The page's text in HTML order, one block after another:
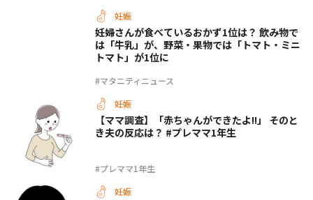
妊娠
#マタニティニュース
妊婦さんが食べているおかず1位は？ 飲み物で
は「牛乳」が、野菜・果物では「トマト・ミニ
トマト」が1位に
妊娠
#プレママ1年生
【ママ調査】「赤ちゃんができたよ!!」 そのと
き夫の反応は？ #プレママ1年生
妊娠